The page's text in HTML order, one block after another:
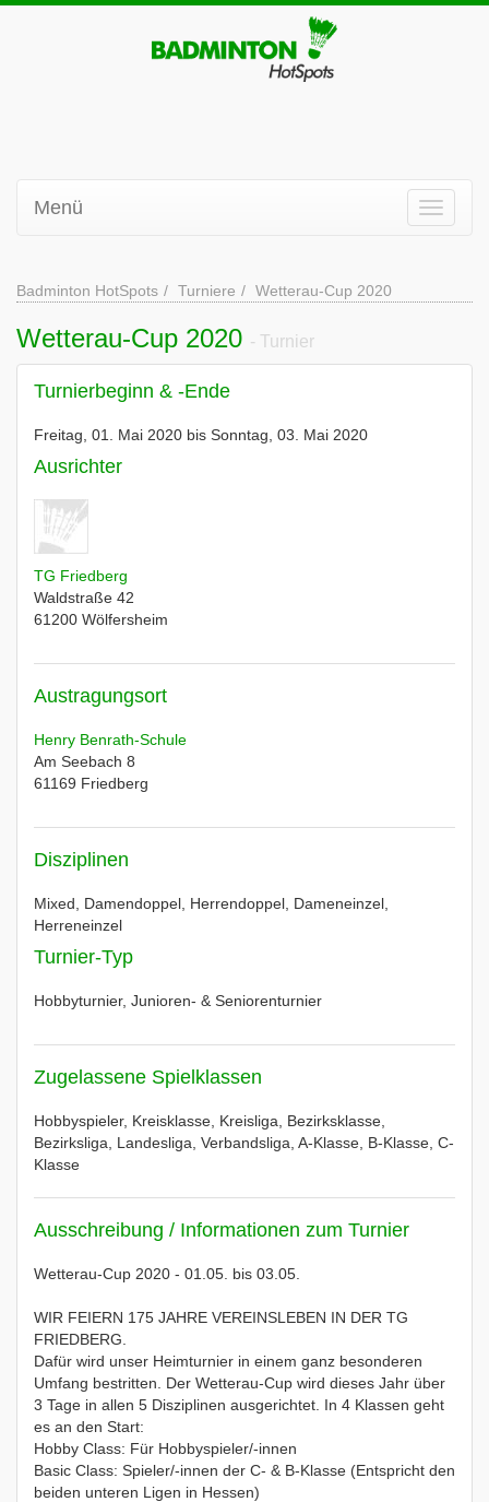
Menü
Badminton HotSpots Turniere Wetterau-Cup 2020
Wetterau-Cup 2020 - Turnier
Turnierbeginn & -Ende
Freitag, 01. Mai 2020 bis Sonntag, 03. Mai 2020
Ausrichter
TG Friedberg
Waldstraße 42
61200 Wölfersheim
Austragungsort
Henry Benrath-Schule
Am Seebach 8
61169 Friedberg
Disziplinen
Mixed, Damendoppel, Herrendoppel, Dameneinzel,
Herreneinzel
Turnier-Typ
Hobbyturnier, Junioren- & Seniorenturnier
Zugelassene Spielklassen
Hobbyspieler, Kreisklasse, Kreisliga, Bezirksklasse,
Bezirksliga, Landesliga, Verbandsliga, A-Klasse, B-Klasse, C-
Klasse
Ausschreibung / Informationen zum Turnier
Wetterau-Cup 2020 - 01.05. bis 03.05.
WIR FEIERN 175 JAHRE VEREINSLEBEN IN DER TG
FRIEDBERG.
Dafür wird unser Heimturnier in einem ganz besonderen
Umfang bestritten. Der Wetterau-Cup wird dieses Jahr über
3 Tage in allen 5 Disziplinen ausgerichtet. In 4 Klassen geht
es an den Start:
Hobby Class: Für Hobbyspieler/-innen
Basic Class: Spieler/-innen der C- & B-Klasse (Entspricht den
beiden unteren Ligen in Hessen)